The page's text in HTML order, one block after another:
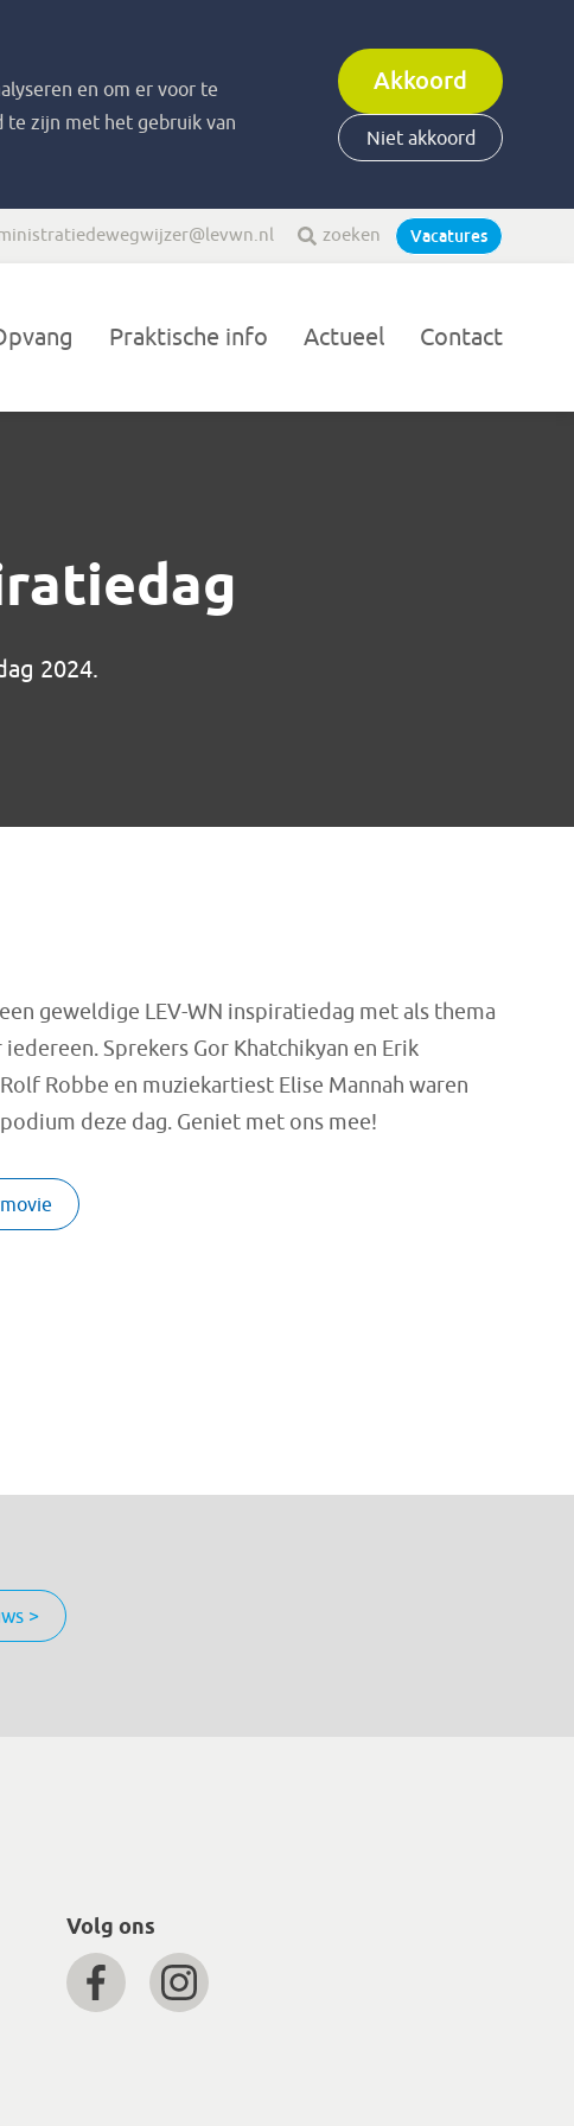
en om er voor te
te zijn met het gebruik van
Akkoord
Niet akkoord
zoeken Vacatures
Praktische info Actueel Contact
2024.
geweldige LEV-WN inspiratiedag met als thema
iedereen. Sprekers Gor Khatchikyan en Erik
Robbe en muziekartiest Elise Mannah waren
deze dag. Geniet met ons mee!
>
Volg ons